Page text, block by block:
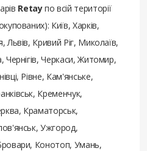
Retayпо всій території
Київ, Харків,
Кривий Ріг, Миколаїв,
Чернігів, Черкаси, Житомир,
Рівне, Кам'янське,
Кременчук,
Краматорськ,
Ужгород,
Конотоп, Умань,